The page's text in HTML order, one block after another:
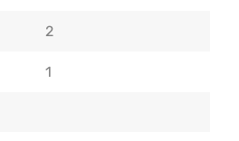
2
1